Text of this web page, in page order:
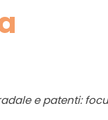
e patenti: